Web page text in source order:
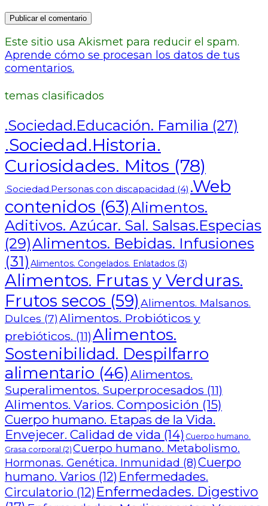
Este sitio usa Akismet para reducir el spam.
Aprende cómo se procesan los datos de tus
comentarios.
temas clasificados
.Sociedad.Educación. Familia (27)
.Sociedad.Historia.
Curiosidades. Mitos (78)
.Sociedad.Personas con discapacidad (4) .Web
contenidos (63)Alimentos.
Aditivos. Azúcar. Sal. Salsas.Especias
(29)Alimentos. Bebidas. Infusiones
(31) Alimentos. Congelados. Enlatados (3)
Alimentos. Frutas y Verduras.
Frutos secos (59) Alimentos. Malsanos.
Dulces (7)Alimentos. Probióticos y
prebióticos. (11)Alimentos.
Sostenibilidad. Despilfarro
alimentario (46) Alimentos.
Superalimentos. Superprocesados (11)
Alimentos. Varios. Composición (15)
Cuerpo humano. Etapas de la Vida.
Envejecer. Calidad de vida (14) Cuerpo humano.
Grasa corporal (2) Cuerpo humano. Metabolismo.
Hormonas. Genética. Inmunidad (8)Cuerpo
humano. Varios (12) Enfermedades.
Circulatorio (12) Enfermedades. Digestivo